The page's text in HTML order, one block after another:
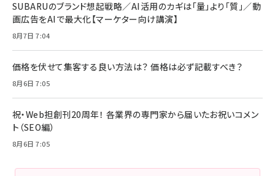
SUBARUのブランド想起戦略／AI活用のカギは「量」より「質」／動
画広告をAIで最大化【マーケター向け講演】
8月7日 7:04
価格を伏せて集客する良い方法は？ 価格は必ず記載すべき？
8月6日 7:05
祝・Web担創刊20周年！ 各業界の専門家から届いたお祝いコメン
ト（SEO編）
8月6日 7:05